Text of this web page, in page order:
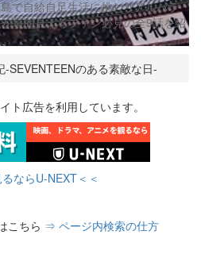
で自給自足生活に挑むリアルバラ
垣間見えるファン必見の全9話を紹
-SEVENTEENのある素敵な日-
ト広告を利用しています。
ならU-NEXT＜＜
こちら ⇒ ページ内検索の仕方